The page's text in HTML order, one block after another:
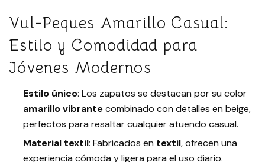
Vul-Peques Amarillo Casual:
Estilo y Comodidad para
Jóvenes Modernos
Estilo único: Los zapatos se destacan por su color
amarillo vibrantecombinado con detalles en beige,
perfectos para resaltar cualquier atuendo casual.
Material textil: Fabricados en textil, ofrecen una
experiencia cómoda y ligera para el uso diario.